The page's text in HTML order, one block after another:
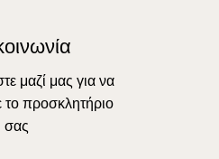
μαζί μας για να
το προσκλητήριο
σας